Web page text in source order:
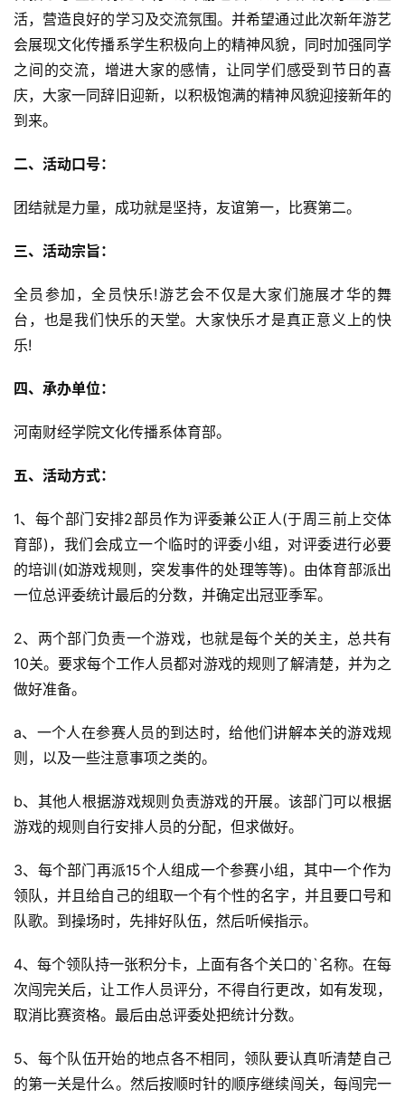
活，营造良好的学习及交流氛围。并希望通过此次新年游艺
会展现文化传播系学生积极向上的精神风貌，同时加强同学
之间的交流，增进大家的感情，让同学们感受到节日的喜
庆，大家一同辞旧迎新，以积极饱满的精神风貌迎接新年的
到来。
二、活动口号：
团结就是力量，成功就是坚持，友谊第一，比赛第二。
三、活动宗旨：
全员参加，全员快乐!游艺会不仅是大家们施展才华的舞
台，也是我们快乐的天堂。大家快乐才是真正意义上的快
乐!
四、承办单位：
河南财经学院文化传播系体育部。
五、活动方式：
1、每个部门安排2部员作为评委兼公正人(于周三前上交体
育部)，我们会成立一个临时的评委小组，对评委进行必要
的培训(如游戏规则，突发事件的处理等等)。由体育部派出
一位总评委统计最后的分数，并确定出冠亚季军。
2、两个部门负责一个游戏，也就是每个关的关主，总共有
10关。要求每个工作人员都对游戏的规则了解清楚，并为之
做好准备。
a、一个人在参赛人员的到达时，给他们讲解本关的游戏规
则，以及一些注意事项之类的。
b、其他人根据游戏规则负责游戏的开展。该部门可以根据
游戏的规则自行安排人员的分配，但求做好。
3、每个部门再派15个人组成一个参赛小组，其中一个作为
领队，并且给自己的组取一个有个性的名字，并且要口号和
队歌。到操场时，先排好队伍，然后听候指示。
4、每个领队持一张积分卡，上面有各个关口的`名称。在每
次闯完关后，让工作人员评分，不得自行更改，如有发现，
取消比赛资格。最后由总评委处把统计分数。
5、每个队伍开始的地点各不相同，领队要认真听清楚自己
的第一关是什么。然后按顺时针的顺序继续闯关，每闯完一